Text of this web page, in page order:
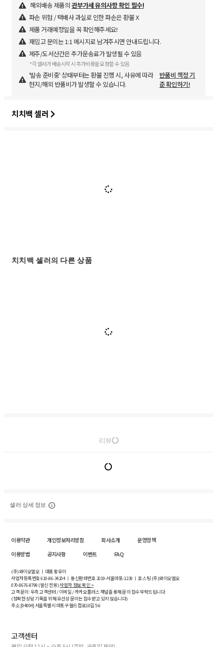
해외배송 제품의 관부가세 유의사항 확인 필수!
파손 위험 / 택배사 과실로 인한 파손은 환불 X
제품 거래예정일을 꼭 확인해주세요!
재입고 문의는 1:1 메시지로 남겨주시면 안내드립니다.
제주/도서산간은 추가운송료가 발생될 수 있음
*각 셀러가 배송시작 시 추가비용을 요청할 수 있음
'발송 준비중' 상태부터는 환불 진행 시, 사유에 따라
현지/해외 반품비가 발생할 수 있습니다.
반품비 책정 기
준 확인하기!
치치백 셀러
치치백 셀러의 다른 상품
리뷰
셀러 상세 정보
이용약관 개인정보처리방침 회사소개
운영정책
이용방법
공지사항 이벤트 FAQ
(주)와이오엘오 ㅣ 대표 황유미
사업자등록번호610-86-34204ㅣ 통신판매번호 2019-서울마포-1239 ㅣ 호스팅 (주)와이오엘오
070-8676-8799 (발신 전용)사업자 정보 확인 >
고객 문의: 우측 고객센터 / 이메일 / 카카오플러스 채널을 통해 문의 접수 부탁드립니다.
(정확한 상담 기록을 위해 유선상 문의는 접수받고 있지 않습니다)
주소 [04004] 서울특별시 마포구 월드컵로10길5-6
고객센터